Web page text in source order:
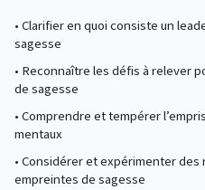
• Clarifier en quoi consiste un
sagesse
• Reconnaître les défis à relever
de sagesse
• Comprendre et tempérer
mentaux
• Considérer et expérimenter des
empreintes de sagesse